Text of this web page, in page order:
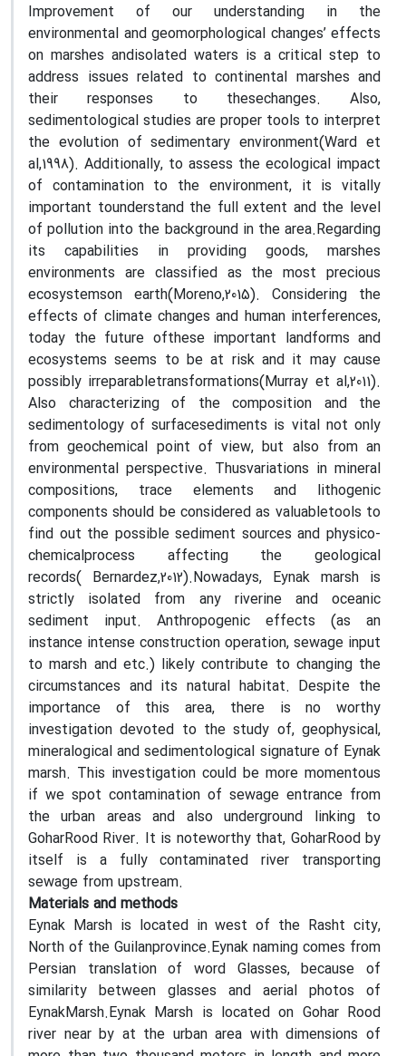
Improvement of our understanding in the
environmental and geomorphological changes’ effects
on marshes andisolated waters is a critical step to
address issues related to continental marshes and
their responses to thesechanges. Also,
sedimentological studies are proper tools to interpret
the evolution of sedimentary environment(Ward et
al,1998). Additionally, to assess the ecological impact
of contamination to the environment, it is vitally
important tounderstand the full extent and the level
of pollution into the background in the area.Regarding
its capabilities in providing goods, marshes
environments are classified as the most precious
ecosystemson earth(Moreno,2015). Considering the
effects of climate changes and human interferences,
today the future ofthese important landforms and
ecosystems seems to be at risk and it may cause
possibly irreparabletransformations(Murray et al,2011).
Also characterizing of the composition and the
sedimentology of surfacesediments is vital not only
from geochemical point of view, but also from an
environmental perspective. Thusvariations in mineral
compositions, trace elements and lithogenic
components should be considered as valuabletools to
find out the possible sediment sources and physico-
chemicalprocess affecting the geological
records) Bernardez,2012).Nowadays, Eynak marsh is
strictly isolated from any riverine and oceanic
sediment input. Anthropogenic effects (as an
instance intense construction operation, sewage input
to marsh and etc.) likely contribute to changing the
circumstances and its natural habitat. Despite the
importance of this area, there is no worthy
investigation devoted to the study of, geophysical,
mineralogical and sedimentological signature of Eynak
marsh. This investigation could be more momentous
if we spot contamination of sewage entrance from
the urban areas and also underground linking to
GoharRood River. It is noteworthy that, GoharRood by
itself is a fully contaminated river transporting
sewage from upstream.
Materials and methods
Eynak Marsh is located in west of the Rasht city,
North of the Guilanprovince.Eynak naming comes from
Persian translation of word Glasses, because of
similarity between glasses and aerial photos of
EynakMarsh.Eynak Marsh is located on Gohar Rood
river near by at the urban area with dimensions of